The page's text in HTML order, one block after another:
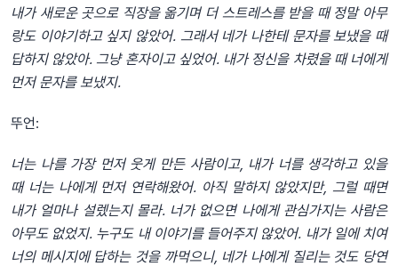
내가 새로운 곳으로 직장을 옮기며 더 스트레스를 받을 때 정말 아무
랑도 이야기하고 싶지 않았어. 그래서 네가 나한테 문자를 보냈을 때
답하지 않았아. 그냥 혼자이고 싶었어. 내가 정신을 차렸을 때 너에게
먼저 문자를 보냈지.
뚜언:
너는 나를 가장 먼저 웃게 만든 사람이고, 내가 너를 생각하고 있을
때 너는 나에게 먼저 연락해왔어. 아직 말하지 않았지만, 그럴 때면
내가 얼마나 설렜는지 몰라. 너가 없으면 나에게 관심가지는 사람은
아무도 없었지. 누구도 내 이야기를 들어주지 않았어. 내가 일에 치여
너의 메시지에 답하는 것을 까먹으니, 네가 나에게 질리는 것도 당연